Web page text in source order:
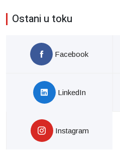
Ostani u toku
Facebook
LinkedIn
Instagram